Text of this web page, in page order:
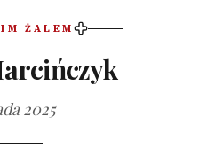
ŻALEM
2025